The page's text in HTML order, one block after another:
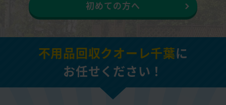
初めての方へ
不用品回収クオーレ千葉に
お任せください！